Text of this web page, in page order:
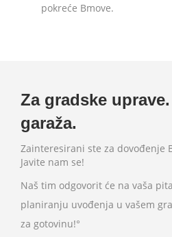
pokreće Bmove.
Za gradske
garaža.
Zainteresirani ste za dovođenje
Javite nam se!
Naš tim odgovorit će na vaša
planiranju uvođenja u vašem
za gotovinu!°